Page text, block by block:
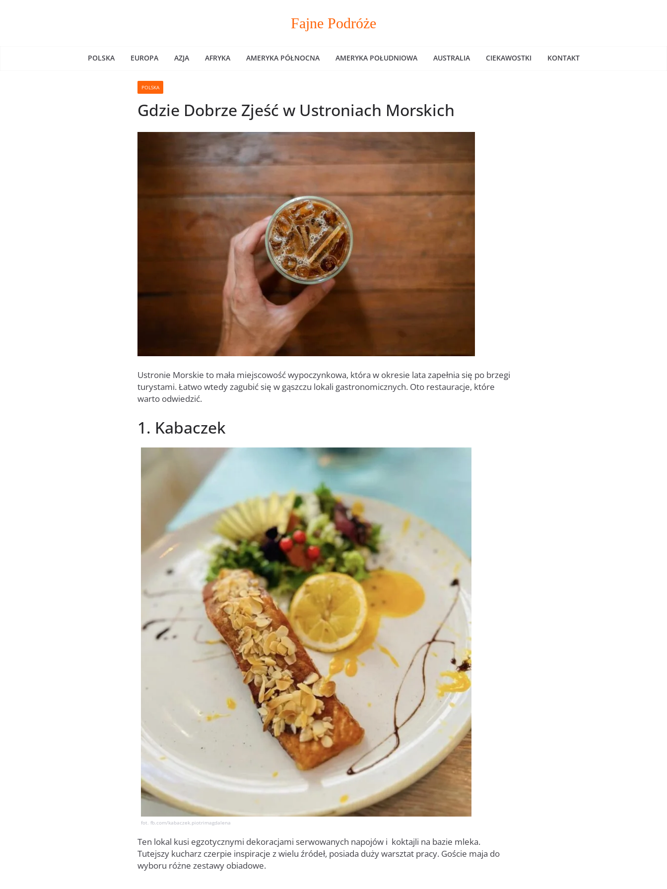
Fajne Podróże
POLSKA EUROPA AZJA AFRYKA AMERYKA PÓŁNOCNA AMERYKA POŁUDNIOWA AUSTRALIA CIEKAWOSTKI KONTAKT
POLSKA
Gdzie Dobrze Zjeść w Ustroniach Morskich
Ustronie Morskie to mała miejscowość wypoczynkowa, która w okresie lata zapełnia się po brzegi
turystami. Łatwo wtedy zagubić się w gąszczu lokali gastronomicznych. Oto restauracje, które
warto odwiedzić.
1. Kabaczek
fot. fb.com/kabaczek.piotrimagdalena
Ten lokal kusi egzotycznymi dekoracjami serwowanych napojów i koktajli na bazie mleka.
Tutejszy kucharz czerpie inspiracje z wielu źródeł, posiada duży warsztat pracy. Goście maja do
wyboru różne zestawy obiadowe.